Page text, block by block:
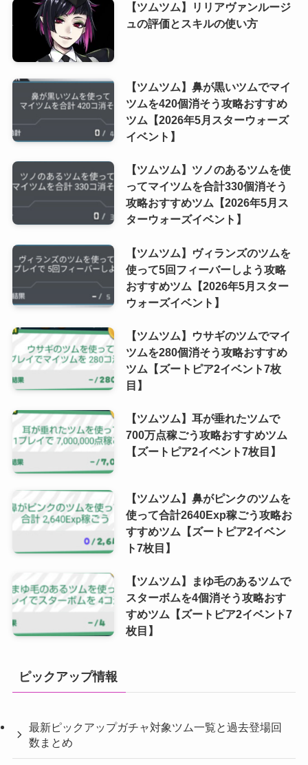
【ツムツム】リリアヴァンルージ
ュの評価とスキルの使い方
【ツムツム】鼻が黒いツムでマイ
ツムを420個消そう攻略おすすめ
ツム【2026年5月スターウォーズ
イベント】
【ツムツム】ツノのあるツムを使
ってマイツムを合計330個消そう
攻略おすすめツム【2026年5月ス
ターウォーズイベント】
【ツムツム】ヴィランズのツムを
使って5回フィーバーしよう攻略
おすすめツム【2026年5月スター
ウォーズイベント】
【ツムツム】ウサギのツムでマイ
ツムを280個消そう攻略おすすめ
ツム【ズートピア2イベント7枚
目】
【ツムツム】耳が垂れたツムで
700万点稼ごう攻略おすすめツム
【ズートピア2イベント7枚目】
【ツムツム】鼻がピンクのツムを
使って合計2640Exp稼ごう攻略お
すすめツム【ズートピア2イベン
ト7枚目】
【ツムツム】まゆ毛のあるツムで
スターボムを4個消そう攻略おす
すめツム【ズートピア2イベント7
枚目】
ピックアップ情報
最新ピックアップガチャ対象ツム一覧と過去登場回
数まとめ